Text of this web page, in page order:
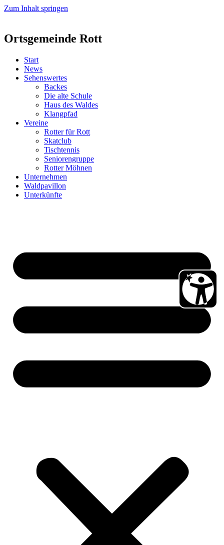
Zum Inhalt springen
Ortsgemeinde Rott
Start
News
Sehenswertes
Backes
Die alte Schule
Haus des Waldes
Klangpfad
Vereine
Rotter für Rott
Skatclub
Tischtennis
Seniorengruppe
Rotter Möhnen
Unternehmen
Waldpavillon
Unterkünfte